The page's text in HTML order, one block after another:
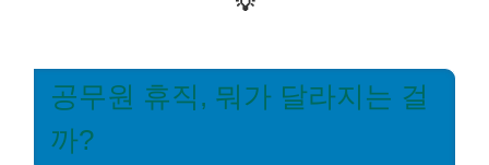
💡
공무원 휴직, 뭐가 달라지는 걸
까?